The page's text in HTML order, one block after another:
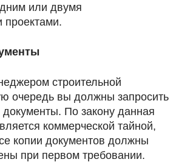
или двумя
проектами.
строительной
очередь вы должны запросить
По закону данная
коммерческой тайной,
копии документов должны
при первом требовании.